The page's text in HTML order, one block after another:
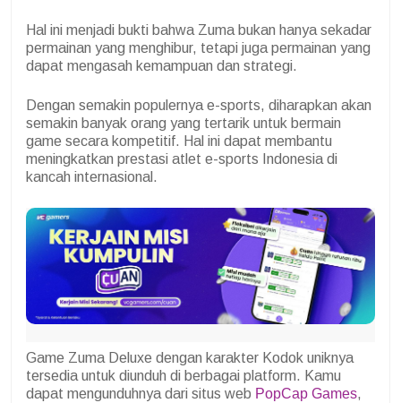
Hal ini menjadi bukti bahwa Zuma bukan hanya sekadar
permainan yang menghibur, tetapi juga permainan yang
dapat mengasah kemampuan dan strategi.
Dengan semakin populernya e-sports, diharapkan akan
semakin banyak orang yang tertarik untuk bermain
game secara kompetitif. Hal ini dapat membantu
meningkatkan prestasi atlet e-sports Indonesia di
kancah internasional.
Game Zuma Deluxe dengan karakter Kodok uniknya
tersedia untuk diunduh di berbagai platform. Kamu
dapat mengunduhnya dari situs web PopCap Games,